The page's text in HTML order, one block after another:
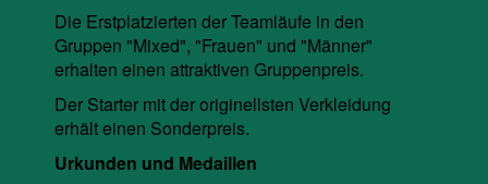
Die Erstplatzierten der Teamläufe in den
Gruppen "Mixed", "Frauen" und "Männer"
erhalten einen attraktiven Gruppenpreis.
Der Starter mit der originellsten Verkleidung
erhält einen Sonderpreis.
Urkunden und Medaillen